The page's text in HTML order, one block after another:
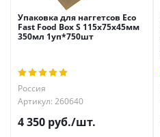
Упаковка для наггетсов Eco
Fast Food Box S 115x75x45мм
350мл 1уп*750шт
Россия
Артикул: 260640
4 350 руб./шт.